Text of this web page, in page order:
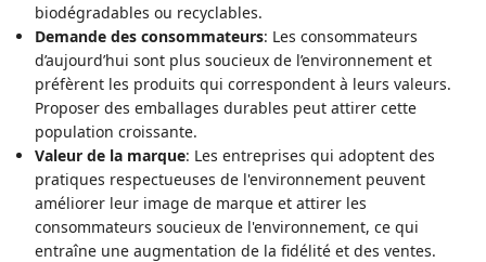
biodégradables ou recyclables.
Demande des consommateurs: Les consommateurs
d’aujourd’hui sont plus soucieux de l’environnement et
préfèrent les produits qui correspondent à leurs valeurs.
Proposer des emballages durables peut attirer cette
population croissante.
Valeur de la marque: Les entreprises qui adoptent des
pratiques respectueuses de l'environnement peuvent
améliorer leur image de marque et attirer les
consommateurs soucieux de l'environnement, ce qui
entraîne une augmentation de la fidélité et des ventes.